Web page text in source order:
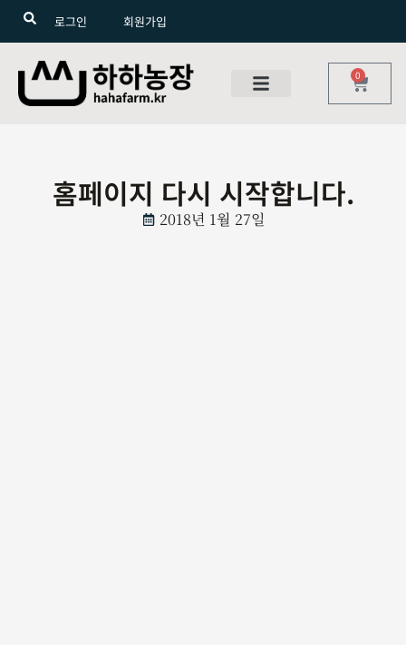
로그인 회원가입
0
홈페이지 다시 시작합니다.
2018년 1월 27일